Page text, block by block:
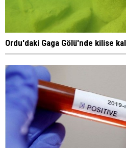
Ordu'daki Gaga Gölü'nde kilise